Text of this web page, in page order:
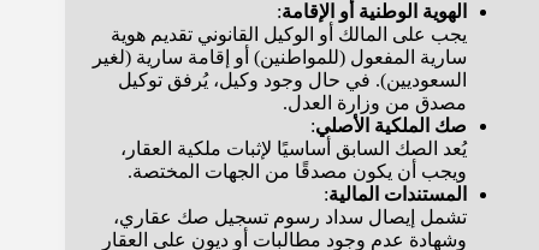
الهوية الوطنية أو الإقامة:
يجب على المالك أو الوكيل القانوني تقديم هوية
سارية المفعول (للمواطنين) أو إقامة سارية (لغير
السعوديين). في حال وجود وكيل، يُرفق توكيل
مصدق من وزارة العدل.
صك الملكية الأصلي:
يُعد الصك السابق أساسيًا لإثبات ملكية العقار،
ويجب أن يكون مصدقًا من الجهات المختصة.
المستندات المالية:
تشمل إيصال سداد رسوم تسجيل صك عقاري،
وشهادة عدم وجود مطالبات أو ديون على العقار